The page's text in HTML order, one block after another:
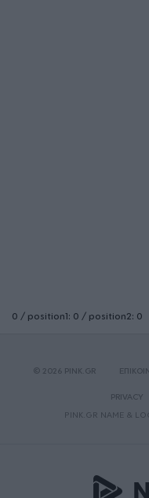
0 / position1: 0 / position2: 0
© 2026 PINK.GR
PRIVACY
PINK.GR NAME &